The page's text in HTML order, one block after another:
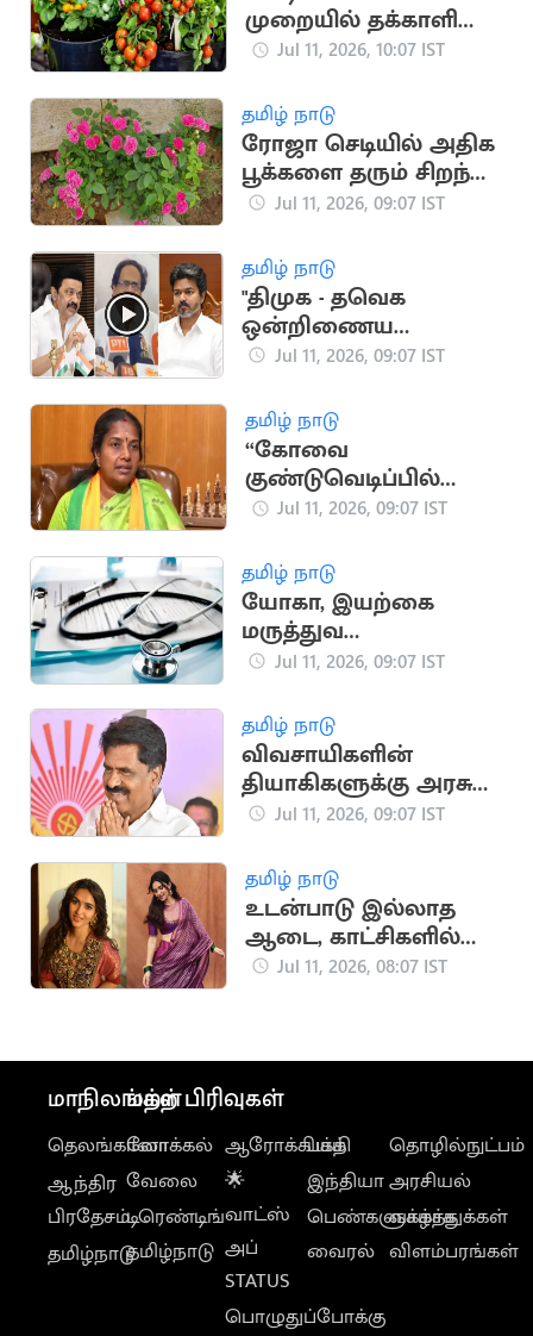
முறையில் தக்காளி
வளர்ப்பது எப்படி?
Jul 11, 2026, 10:07 IST
தமிழ் நாடு
ரோஜா செடியில் அதிக
பூக்களை தரும் சிறந்த
இயற்கை உரங்கள்
Jul 11, 2026, 09:07 IST
தமிழ் நாடு
"திமுக - தவெக
ஒன்றிணைய
வேண்டும்".. சிபிஐ
Jul 11, 2026, 09:07 IST
தமிழ் நாடு
“கோவை
குண்டுவெடிப்பில்
கொல்லப்பட்டோர்
வேலை வழங்க
வேண்டும்”
Jul 11, 2026, 09:07 IST
தமிழ் நாடு
யோகா, இயற்கை
மருத்துவ
பட்டப்படிப்பிற்கு
விண்ணப்பங்கள்
வரவேற்பு
Jul 11, 2026, 09:07 IST
தமிழ் நாடு
விவசாயிகளின்
தியாகிகளுக்கு அரசு
வேலை: ஈஸ்வரன்
Jul 11, 2026, 09:07 IST
தமிழ் நாடு
உடன்பாடு இல்லாத
ஆடை, காட்சிகளில்
நடிக்க மாட்டேன்:
Jul 11, 2026, 08:07 IST
மாநிலங்கள்
தெலங்கானா
ஆந்திர
பிரதேசம்
தமிழ்நாடு
மற்ற பிரிவுகள்
லோக்கல்
வேலை
டிரெண்டிங்
தமிழ்நாடு
ஆரோக்கியம்
🌟
வாட்ஸ்
அப்
STATUS
பொழுதுப்போக்கு
பக்தி
இந்தியா
பெண்களுக்காக
வைரல்
தொழில்நுட்பம்
அரசியல்
வாழ்த்துக்கள்
விளம்பரங்கள்